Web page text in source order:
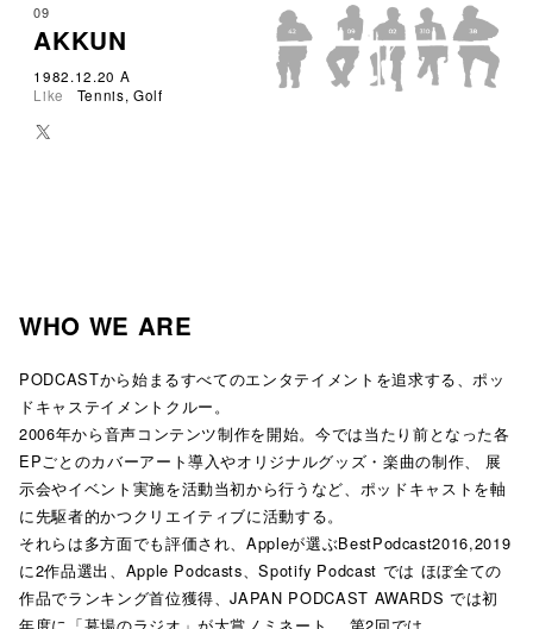
09
AKKUN
1982.12.20 A
Like
Tennis, Golf
WHO WE ARE
PODCASTから始まるすべてのエンタテイメントを追求する、ポッ
ドキャステイメントクルー。
2006年から音声コンテンツ制作を開始。今では当たり前となった各
EPごとのカバーアート導入やオリジナルグッズ・楽曲の制作、 展
示会やイベント実施を活動当初から行うなど、ポッドキャストを軸
に先駆者的かつクリエイティブに活動する。
それらは多方面でも評価され、Appleが選ぶBestPodcast2016,2019
に2作品選出、Apple Podcasts、Spotify Podcast では ほぼ全ての
作品でランキング首位獲得、JAPAN PODCAST AWARDS では初
年度に「墓場のラジオ」が大賞ノミネート、 第2回では